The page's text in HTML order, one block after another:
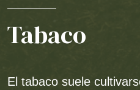
Tabaco
El tabaco suele